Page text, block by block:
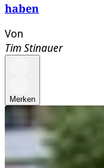
haben
Von
Tim Stinauer
Merken